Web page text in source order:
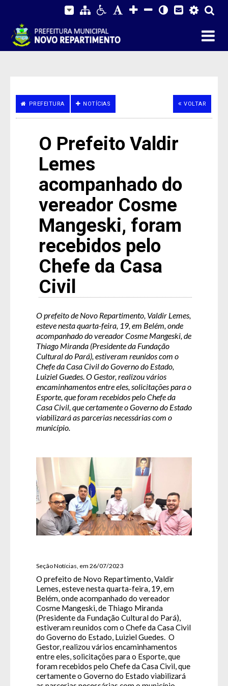
PREFEITURA NOTÍCIAS VOLTAR
O Prefeito Valdir
Lemes
acompanhado do
vereador Cosme
Mangeski, foram
recebidos pelo
Chefe da Casa
Civil
O prefeito de Novo Repartimento, Valdir Lemes,
esteve nesta quarta-feira, 19, em Belém, onde
acompanhado do vereador Cosme Mangeski, de
Thiago Miranda (Presidente da Fundação
Cultural do Pará), estiveram reunidos com o
Chefe da Casa Civil do Governo do Estado,
Luiziel Guedes. O Gestor, realizou vários
encaminhamentos entre eles, solicitações para o
Esporte, que foram recebidos pelo Chefe da
Casa Civil, que certamente o Governo do Estado
viabilizará as parcerias necessárias com o
município.
Seção Notícias, em 26/07/2023
O prefeito de Novo Repartimento, Valdir
Lemes, esteve nesta quarta-feira, 19, em
Belém, onde acompanhado do vereador
Cosme Mangeski, de Thiago Miranda
(Presidente da Fundação Cultural do Pará),
estiveram reunidos com o Chefe da Casa Civil
do Governo do Estado, Luiziel Guedes. O
Gestor, realizou vários encaminhamentos
entre eles, solicitações para o Esporte, que
foram recebidos pelo Chefe da Casa Civil, que
certamente o Governo do Estado viabilizará